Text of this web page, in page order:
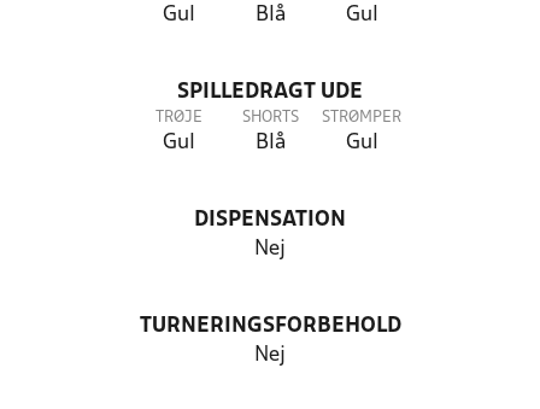
Gul Blå Gul
SPILLEDRAGT UDE
TRØJE
Gul
SHORTS
Blå
STRØMPER
Gul
DISPENSATION
Nej
TURNERINGSFORBEHOLD
Nej